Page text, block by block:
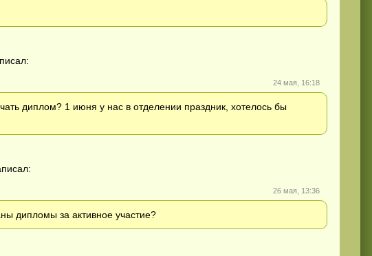
24 мая, 16:18
диплом? 1 июня у нас в отделении праздник, хотелось бы
26 мая, 13:36
дипломы за активное участие?